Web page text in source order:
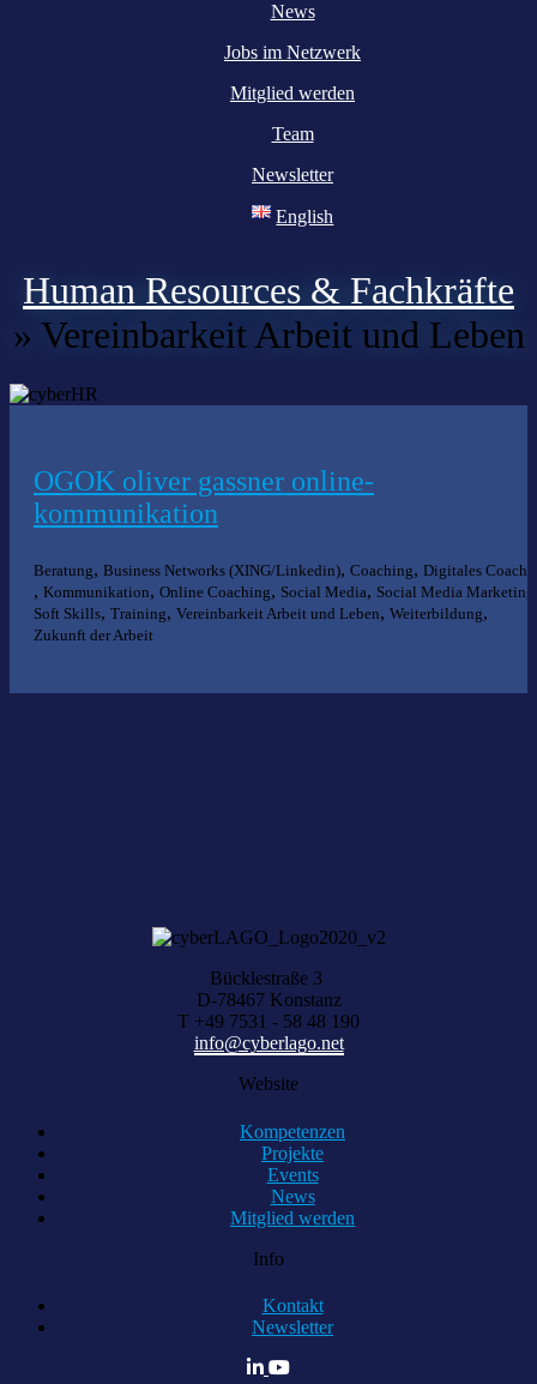
News
Jobs im Netzwerk
Mitglied werden
Team
Newsletter
English
Human Resources & Fachkräfte
» Vereinbarkeit Arbeit und Leben
OGOK oliver gassner online-
kommunikation
Beratung, Business Networks (XING/Linkedin), Coaching, Digitales
, Kommunikation, Online Coaching, Social Media, Social Media Marketing
Soft Skills, Training, Vereinbarkeit Arbeit und Leben, Weiterbildung,
Zukunft der Arbeit
Bücklestraße 3
D-78467 Konstanz
T +49 7531 - 58 48 190
info@cyberlago.net
Website
Kompetenzen
Projekte
Events
News
Mitglied werden
Info
Kontakt
Newsletter